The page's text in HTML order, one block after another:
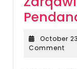
October
Comment